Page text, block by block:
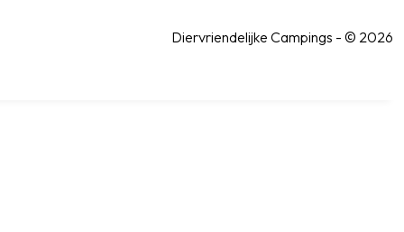
Diervriendelijke Campings - © 2026